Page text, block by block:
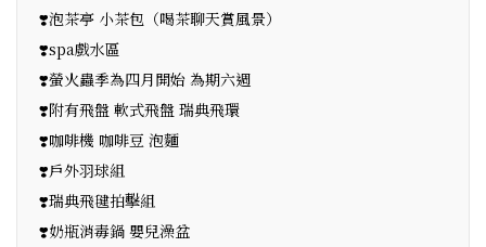
❣️泡茶亭 小茶包（喝茶聊天賞風景）
❣️spa戲水區
❣️螢火蟲季為四月開始 為期六週
❣️附有飛盤 軟式飛盤 瑞典飛環
❣️咖啡機 咖啡豆 泡麵
❣️戶外羽球組
❣️瑞典飛毽拍擊組
❣️奶瓶消毒鍋 嬰兒澡盆